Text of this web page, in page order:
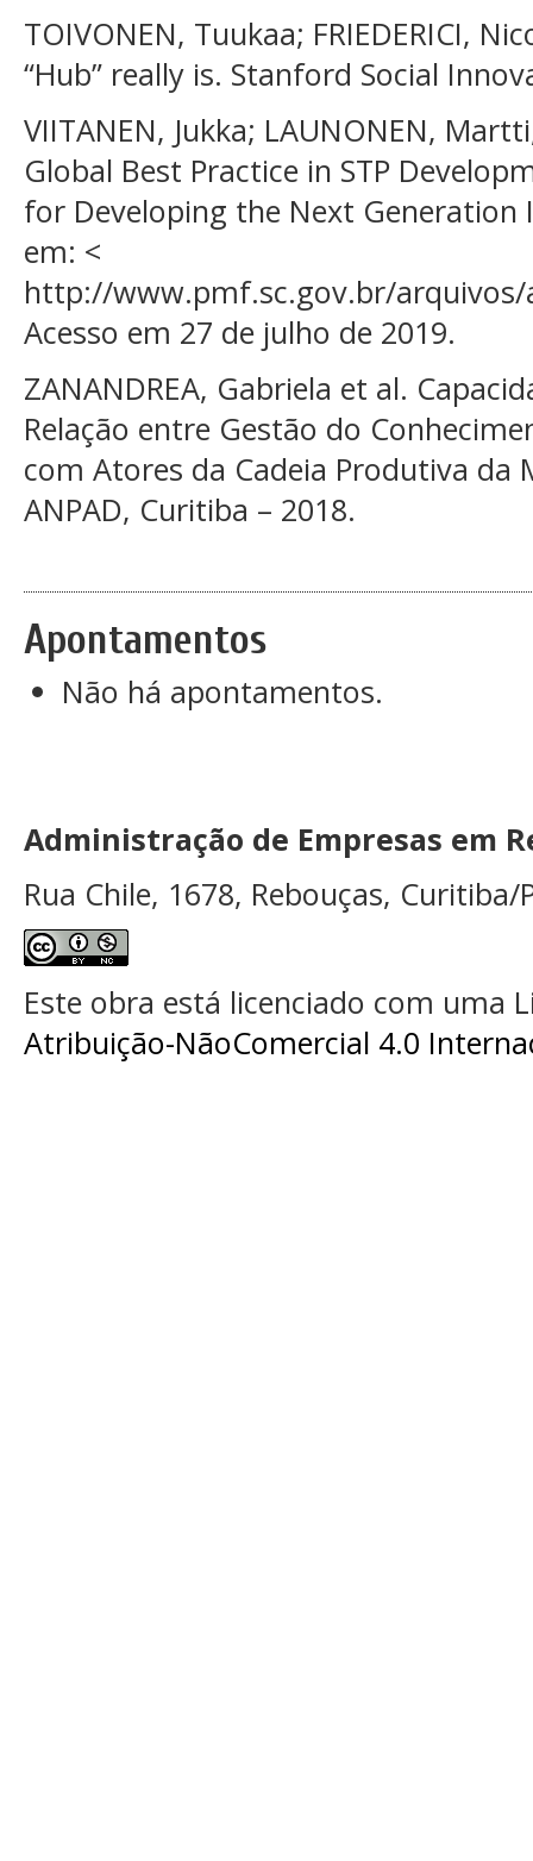
TOIVONEN, Tuukaa; FRIEDERICI,
“Hub” really is. Stanford Social
VIITANEN, Jukka; LAUNONEN,
Global Best Practice in STP
for Developing the Next Generation
em: <
http://www.pmf.sc.gov.br/arquivos/
Acesso em 27 de julho de 2019.
ZANANDREA, Gabriela et al.
Relação entre Gestão do
com Atores da Cadeia Produtiva da
ANPAD, Curitiba – 2018.
Apontamentos
Não há apontamentos.
Administração de Empresas em
Rua Chile, 1678, Rebouças, Curitiba/
Este obra está licenciado com uma
Atribuição-NãoComercial 4.0